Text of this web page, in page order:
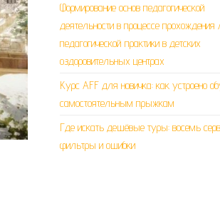
Формирование основ педагогической
деятельности в процессе прохождения
педагогической практики в детских
оздоровительных центрах
Курс AFF для новичка: как устроено
самостоятельным прыжкам
Где искать дешёвые туры: восемь
фильтры и ошибки